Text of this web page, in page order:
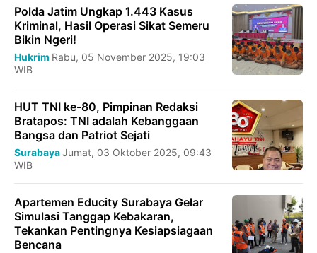
Polda Jatim Ungkap 1.443 Kasus
Kriminal, Hasil Operasi Sikat Semeru
Bikin Ngeri!
Hukrim Rabu, 05 November 2025, 19:03
WIB
HUT TNI ke-80, Pimpinan Redaksi
Bratapos: TNI adalah Kebanggaan
Bangsa dan Patriot Sejati
SurabayaJumat, 03 Oktober 2025, 09:43
WIB
Apartemen Educity Surabaya Gelar
Simulasi Tanggap Kebakaran,
Tekankan Pentingnya Kesiapsiagaan
Bencana